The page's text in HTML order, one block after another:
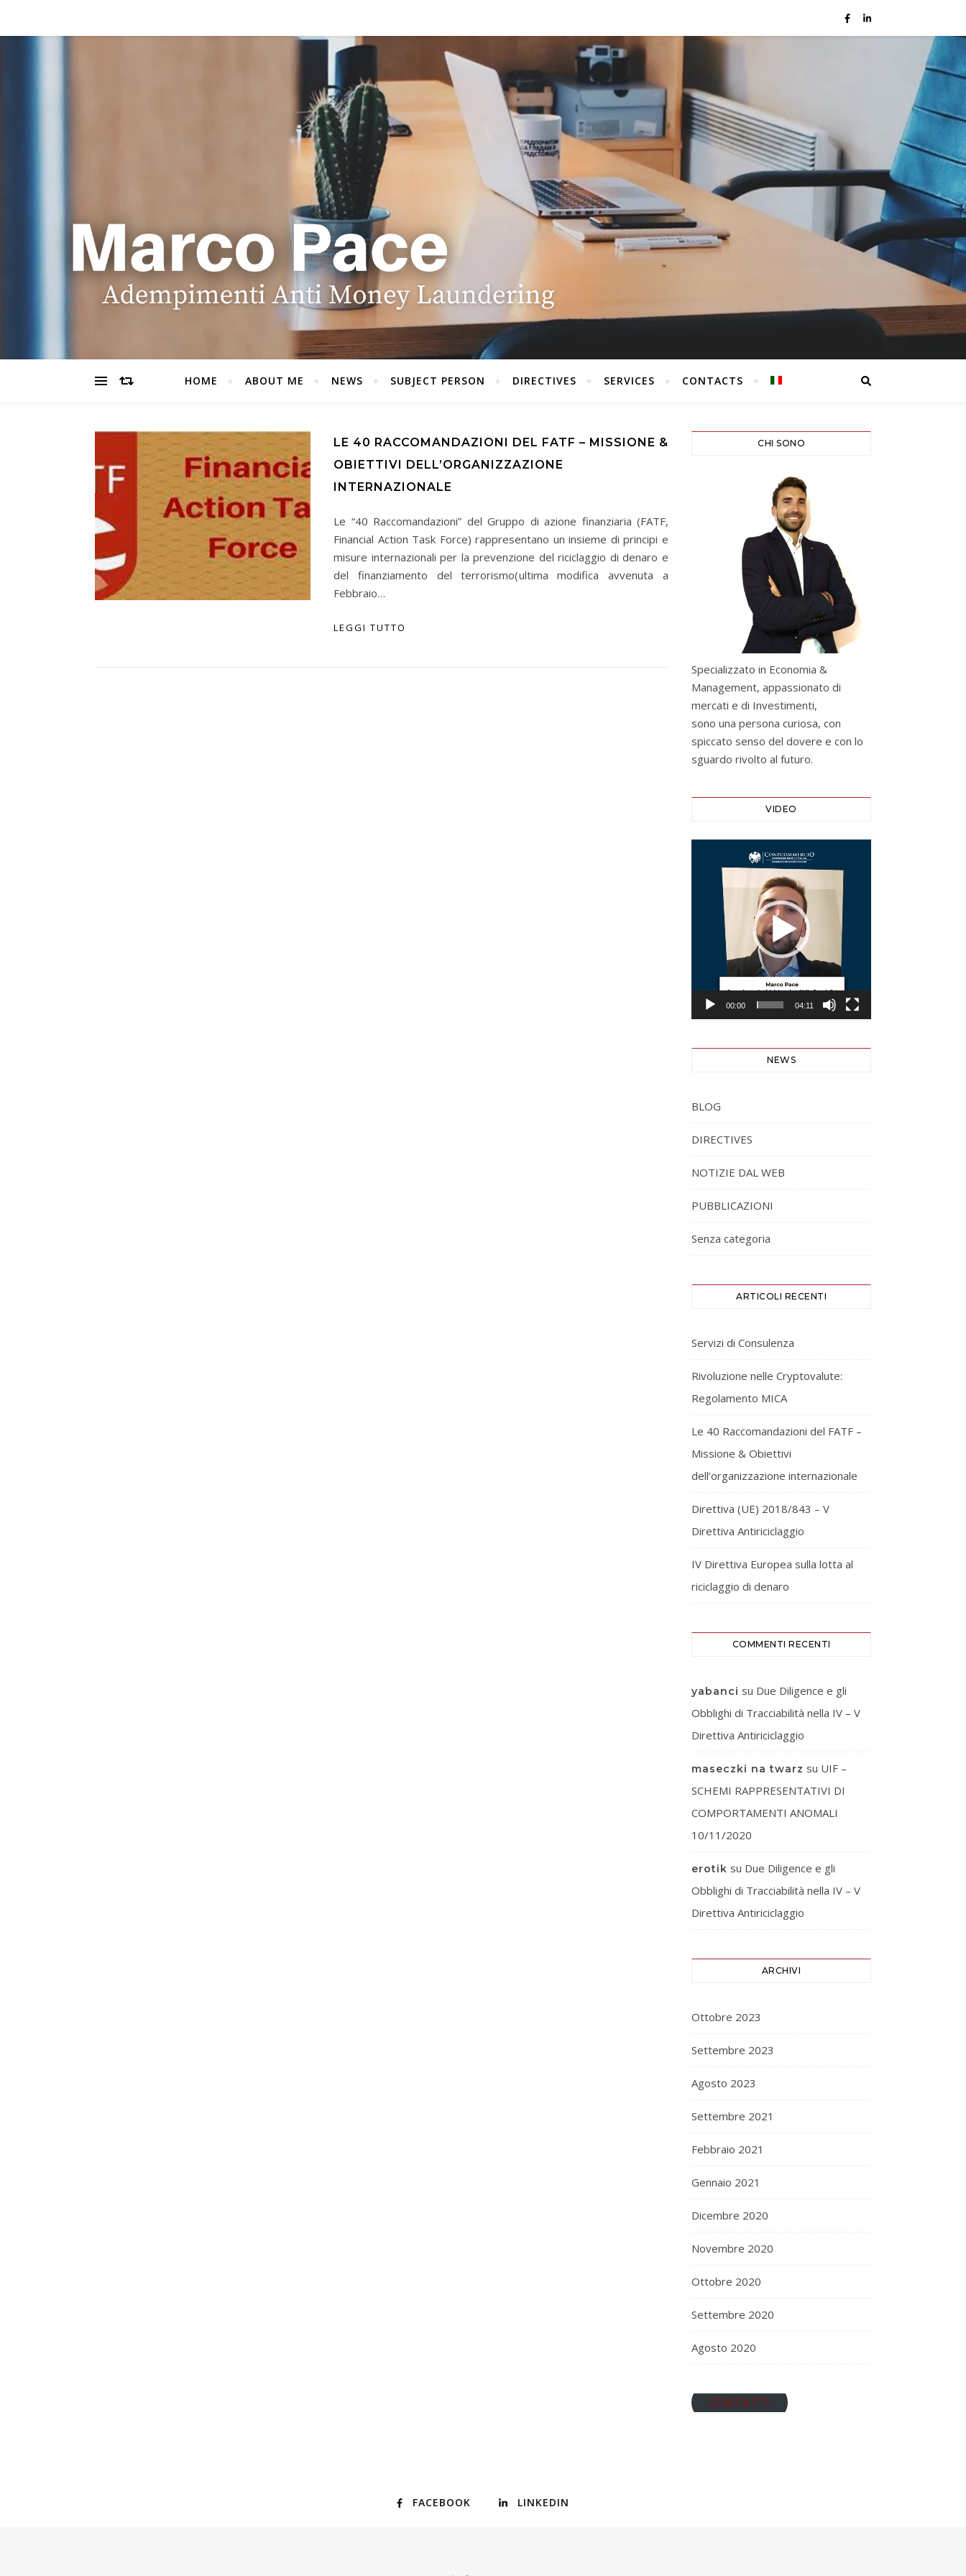
HOME ABOUT ME NEWS SUBJECT PERSON DIRECTIVES SERVICES CONTACTS
LE 40 RACCOMANDAZIONI DEL FATF – MISSIONE &
OBIETTIVI DELL’ORGANIZZAZIONE
INTERNAZIONALE
Le “40 Raccomandazioni” del Gruppo di azione finanziaria (FATF,
Financial Action Task Force) rappresentano un insieme di principi e
misure internazionali per la prevenzione del riciclaggio di denaro e
del finanziamento del terrorismo(ultima modifica avvenuta a
Febbraio…
LEGGI TUTTO
CHI SONO
Specializzato in Economia &
Management, appassionato di
mercati e di Investimenti,
sono una persona curiosa, con
spiccato senso del dovere e con lo
sguardo rivolto al futuro.
VIDEO
Player
00:00 04:11
NEWS
BLOG
DIRECTIVES
NOTIZIE DAL WEB
PUBBLICAZIONI
Senza categoria
ARTICOLI RECENTI
Servizi di Consulenza
Rivoluzione nelle Cryptovalute:
Regolamento MICA
Le 40 Raccomandazioni del FATF –
Missione & Obiettivi
dell’organizzazione internazionale
Direttiva (UE) 2018/843 – V
Direttiva Antiriciclaggio
IV Direttiva Europea sulla lotta al
riciclaggio di denaro
COMMENTI RECENTI
yabanci su Due Diligence e gli
Obblighi di Tracciabilità nella IV – V
Direttiva Antiriciclaggio
maseczki na twarz su UIF –
SCHEMI RAPPRESENTATIVI DI
COMPORTAMENTI ANOMALI
10/11/2020
erotik su Due Diligence e gli
Obblighi di Tracciabilità nella IV – V
Direttiva Antiriciclaggio
ARCHIVI
Ottobre 2023
Settembre 2023
Agosto 2023
Settembre 2021
Febbraio 2021
Gennaio 2021
Dicembre 2020
Novembre 2020
Ottobre 2020
Settembre 2020
Agosto 2020
CONTATTI
FACEBOOK LINKEDIN